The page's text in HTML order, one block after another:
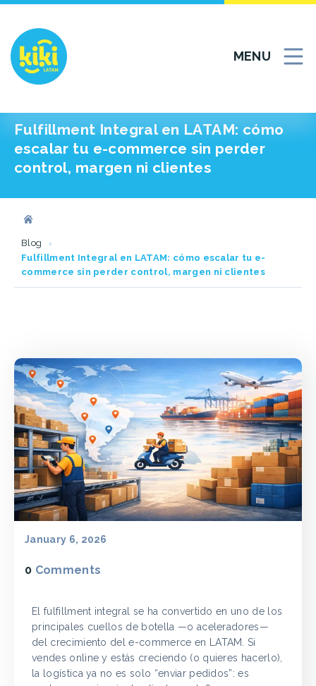
MENU
Fulfillment Integral en LATAM: cómo
escalar tu e-commerce sin perder
control, margen ni clientes
Blog
Fulfillment Integral en LATAM: cómo escalar tu e-
commerce sin perder control, margen ni clientes
January 6, 2026
0 Comments
El fulfillment integral se ha convertido en uno de los
principales cuellos de botella —o aceleradores—
del crecimiento del e-commerce en LATAM. Si
vendes online y estás creciendo (o quieres hacerlo),
la logística ya no es solo “enviar pedidos”: es